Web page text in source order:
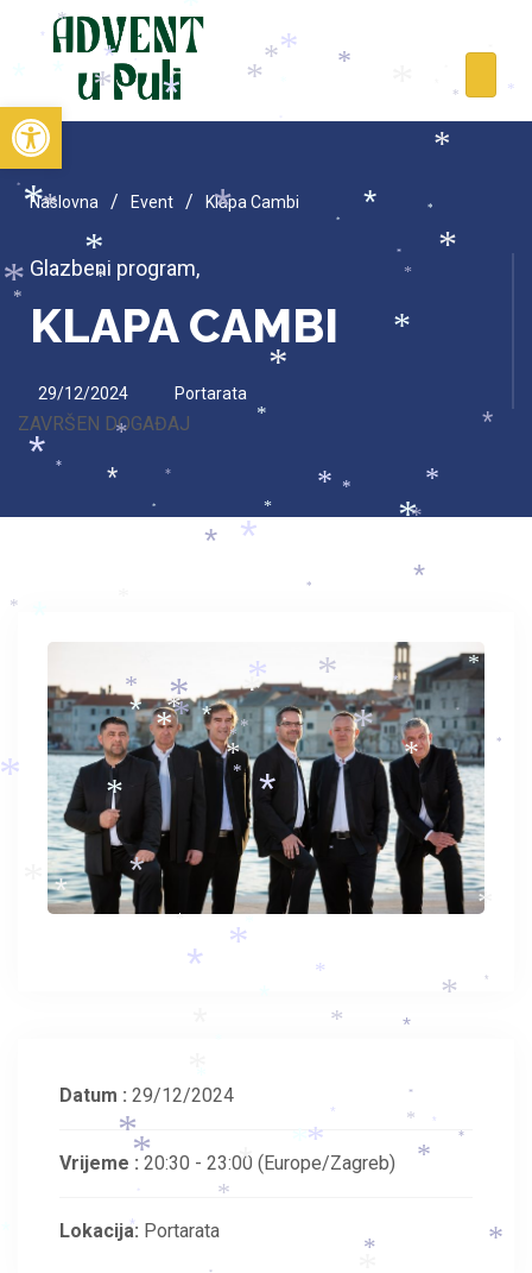
Open toolbar
Naslovna / Event / Klapa Cambi
Glazbeni program,
KLAPA CAMBI
29/12/2024 Portarata
ZAVRŠEN DOGAĐAJ
Datum : 29/12/2024
Vrijeme : 20:30 - 23:00 (Europe/Zagreb)
Lokacija: Portarata
*
*
*
*
*
* *
*
*
*
*
*
*
*
*
*
*
*
*
*
*
*
*
*
*
*
*
*
*
*
*
*
*
*
*
*
*
*
*
*
*
*
*
*
*
*
*
*
*
*
*
*
*
*
*
*
*
*
*
*
*
*
*
*
*
*
*
*
*
* *
*
* *
*
*
*
*
*
*
*
*
*
*
*
*
*
*
*
*
*